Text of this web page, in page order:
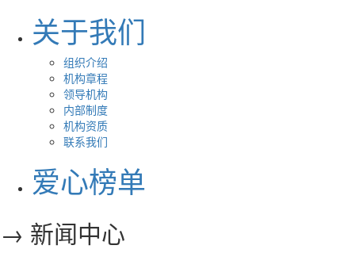
关于我们
组织介绍
机构章程
领导机构
内部制度
机构资质
联系我们
爱心榜单
→ 新闻中心